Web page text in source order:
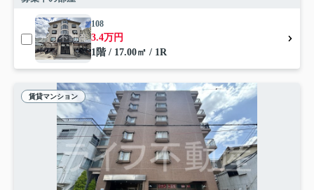
108
3.4万円
1階 / 17.00㎡ / 1R
賃貸マンション